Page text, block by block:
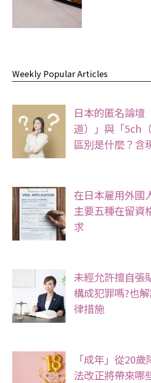
Weekly Popular Articles
日本的匿名論壇
道）」與「5ch
區別是什麼？含
在日本雇用外國
主要五種在留資
求
未經允許擅自張
構成犯罪嗎?也
律措施
「成年」從20
法改正將帶來哪